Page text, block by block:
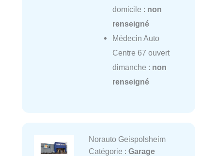
domicile : non
renseigné
Médecin Auto
Centre 67 ouvert
dimanche : non
renseigné
Norauto Geispolsheim
Catégorie : Garage